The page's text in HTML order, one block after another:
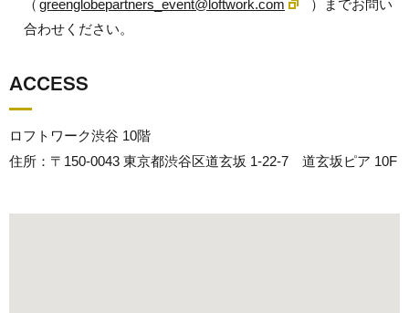
（ greenglobepartners_event@loftwork.com
）までお問い
合わせください。
ACCESS
ロフトワーク渋谷 10階
住所：〒150-0043 東京都渋谷区道玄坂 1-22-7 道玄坂ピア 10F